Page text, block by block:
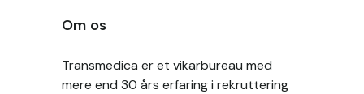
Om os
Transmedica er et vikarbureau med
mere end 30 års erfaring i rekruttering